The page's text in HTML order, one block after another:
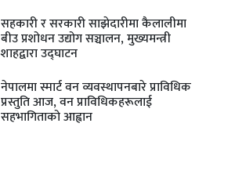
सहकारी र सरकारी साझेदारीमा कैलालीमा
बीउ प्रशोधन उद्योग सञ्चालन, मुख्यमन्त्री
शाहद्वारा उद्घाटन
नेपालमा स्मार्ट वन व्यवस्थापनबारे प्राविधिक
प्रस्तुति आज, वन प्राविधिकहरूलाई
सहभागिताको आह्वान